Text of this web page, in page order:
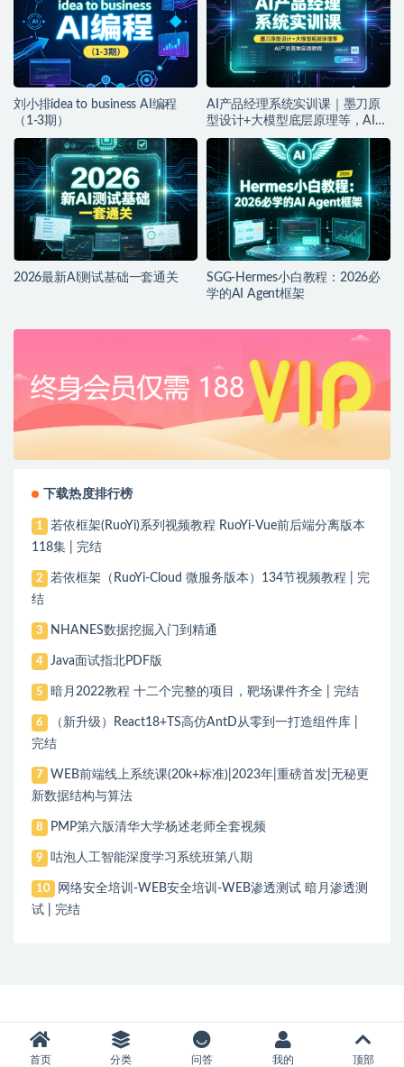
刘小排idea to business AI编程
（1-3期）
AI产品经理系统实训课｜墨刀原
型设计+大模型底层原理等，AI产
品落地实战教程
2026最新AI测试基础一套通关
SGG-Hermes小白教程：2026必
学的AI Agent框架
下载热度排行榜
1
若依框架(RuoYi)系列视频教程 RuoYi-Vue前后端分离版本
118集 | 完结
2
若依框架（RuoYi-Cloud 微服务版本）134节视频教程 | 完
结
3 NHANES数据挖掘入门到精通
4 Java面试指北PDF版
5 暗月2022教程 十二个完整的项目，靶场课件齐全 | 完结
6
（新升级）React18+TS高仿AntD从零到一打造组件库 |
完结
7
WEB前端线上系统课(20k+标准)|2023年|重磅首发|无秘更
新数据结构与算法
8 PMP第六版清华大学杨述老师全套视频
9 咕泡人工智能深度学习系统班第八期
10
网络安全培训-WEB安全培训-WEB渗透测试 暗月渗透测
试 | 完结
首页 分类 问答 我的 顶部